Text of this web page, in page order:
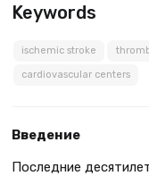
Keywords
ischemic stroke
cardiovascular centers
Введение
Последние